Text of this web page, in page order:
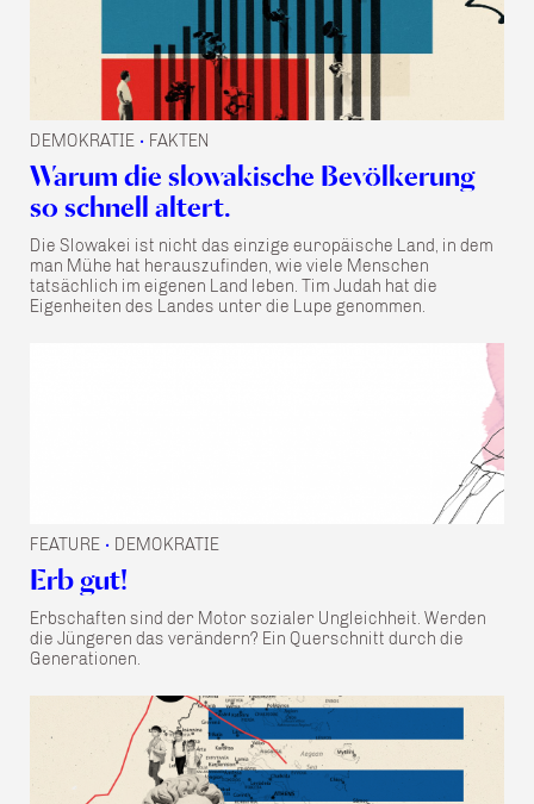
DEMOKRATIE • FAKTEN
Warum die slowakische Bevölkerung
so schnell altert.
Die Slowakei ist nicht das einzige europäische Land, in dem
man Mühe hat herauszufinden, wie viele Menschen
tatsächlich im eigenen Land leben. Tim Judah hat die
Eigenheiten des Landes unter die Lupe genommen.
FEATURE • DEMOKRATIE
Erb gut!
Erbschaften sind der Motor sozialer Ungleichheit. Werden
die Jüngeren das verändern? Ein Querschnitt durch die
Generationen.